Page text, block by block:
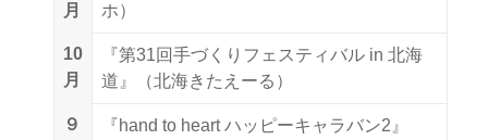
月
ホ）
10
月
『第31回手づくりフェスティバル in 北海
道』（北海きたえーる）
９
『hand to heart ハッピーキャラバン2』